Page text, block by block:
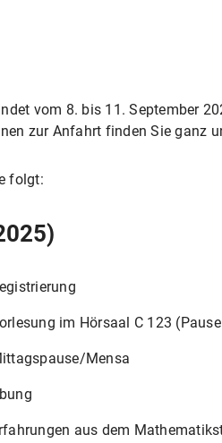
vom 8. bis 11. September
zur Anfahrt finden Sie ganz
folgt:
im Hörsaal C 123
Mensa
aus dem